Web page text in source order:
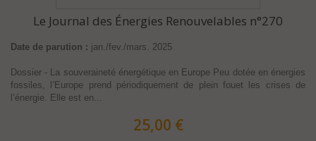
Le Journal des Énergies Renouvelables n°270
Date de parution : jan./fev./mars. 2025
Dossier - La souveraineté énergétique en Europe Peu dotée en énergies
fossiles, l’Europe prend périodiquement de plein fouet les crises de
l’énergie. Elle est en...
25,00 €